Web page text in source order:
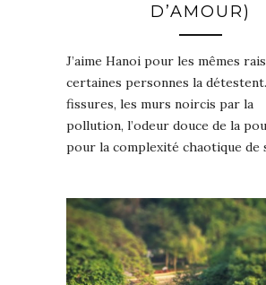
D’AMOUR)
J’aime Hanoi pour les mêmes
certaines personnes la
fissures, les murs noircis par la
pollution, l’odeur douce de la
pour la complexité chaotique de